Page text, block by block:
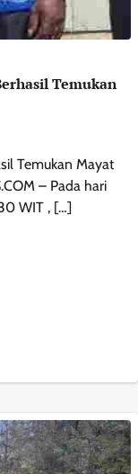
Temukan
Temukan Mayat
– Pada hari
WIT , […]